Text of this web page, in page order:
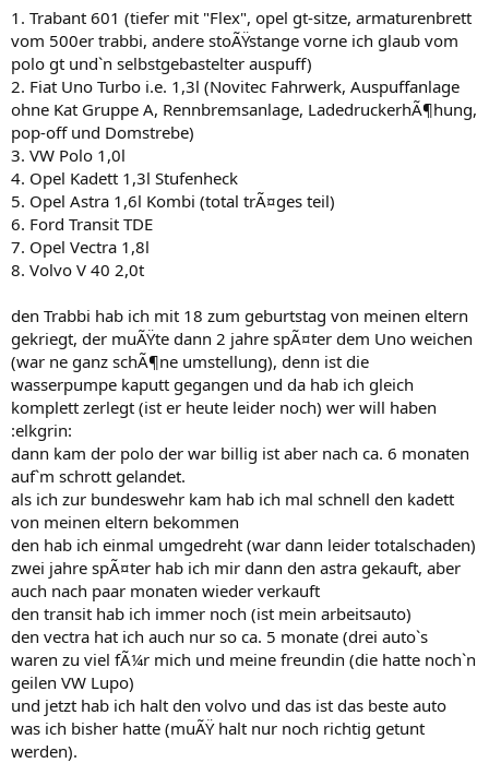
1. Trabant 601 (tiefer mit "Flex", opel gt-sitze, armaturenbrett
vom 500er trabbi, andere stoÃŸstange vorne ich glaub vom
polo gt und`n selbstgebastelter auspuff)
2. Fiat Uno Turbo i.e. 1,3l (Novitec Fahrwerk, Auspuffanlage
ohne Kat Gruppe A, Rennbremsanlage, LadedruckerhÃ¶hung,
pop-off und Domstrebe)
3. VW Polo 1,0l
4. Opel Kadett 1,3l Stufenheck
5. Opel Astra 1,6l Kombi (total trÃ¤ges teil)
6. Ford Transit TDE
7. Opel Vectra 1,8l
8. Volvo V 40 2,0t
den Trabbi hab ich mit 18 zum geburtstag von meinen eltern
gekriegt, der muÃŸte dann 2 jahre spÃ¤ter dem Uno weichen
(war ne ganz schÃ¶ne umstellung), denn ist die
wasserpumpe kaputt gegangen und da hab ich gleich
komplett zerlegt (ist er heute leider noch) wer will haben
:elkgrin:
dann kam der polo der war billig ist aber nach ca. 6 monaten
auf`m schrott gelandet.
als ich zur bundeswehr kam hab ich mal schnell den kadett
von meinen eltern bekommen
den hab ich einmal umgedreht (war dann leider totalschaden)
zwei jahre spÃ¤ter hab ich mir dann den astra gekauft, aber
auch nach paar monaten wieder verkauft
den transit hab ich immer noch (ist mein arbeitsauto)
den vectra hat ich auch nur so ca. 5 monate (drei auto`s
waren zu viel fÃ¼r mich und meine freundin (die hatte noch`n
geilen VW Lupo)
und jetzt hab ich halt den volvo und das ist das beste auto
was ich bisher hatte (muÃŸ halt nur noch richtig getunt
werden).